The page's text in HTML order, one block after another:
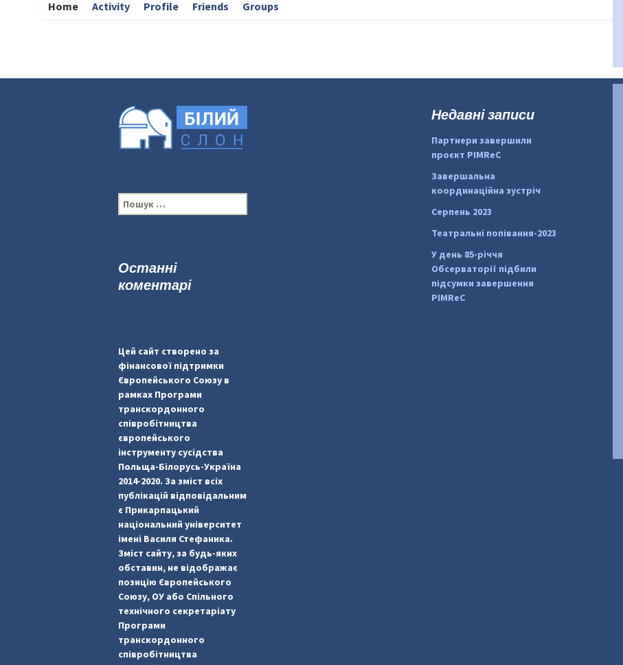
Home Activity Profile Friends Groups
П
о
:
Недавні записи
Партнери завершили
проєкт PIMReC
Завершальна
координаційна зустріч
Серпень 2023
Театральні попівання-2023
У день 85-річчя
Обсерваторії підбили
підсумки завершення
PIMReC
Останні
коментарі
Цей сайт створено за
фінансової підтримки
Європейського Союзу в
рамках Програми
транскордонного
співробітництва
європейського
інструменту сусідства
Польща-Білорусь-Україна
2014-2020. За зміст всіх
публікацій відповідальним
є Прикарпацький
національний університет
імені Василя Стефаника.
Зміст сайту, за будь-яких
обставин, не відображає
позицію Європейського
Союзу, ОУ або Спільного
технічного секретаріату
Програми
транскордонного
співробітництва